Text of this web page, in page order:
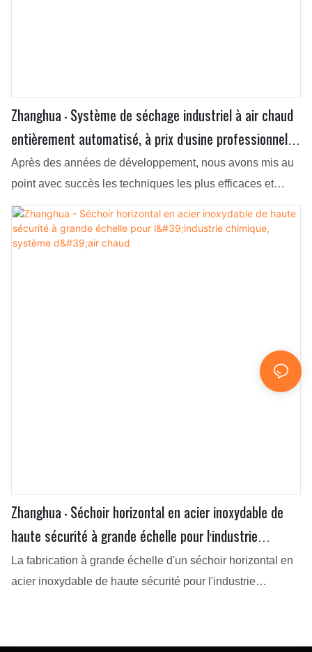
Zhanghua - Système de séchage industriel à air chaud
entièrement automatisé, à prix d'usine professionnel
et de type auge
Après des années de développement, nous avons mis au
point avec succès les techniques les plus efficaces et
acquis une expertise dans leur application au processus
de fabrication. Ses applications ont été étendues aux
équipements de séchage.
Zhanghua - Séchoir horizontal en acier inoxydable de
haute sécurité à grande échelle pour l'industrie
chimique, système d'air chaud
La fabrication à grande échelle d'un séchoir horizontal en
acier inoxydable de haute sécurité pour l'industrie
d'industries, notamment dans le domaine des équipements